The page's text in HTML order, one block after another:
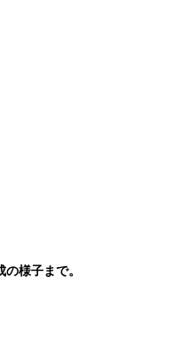
様子まで。